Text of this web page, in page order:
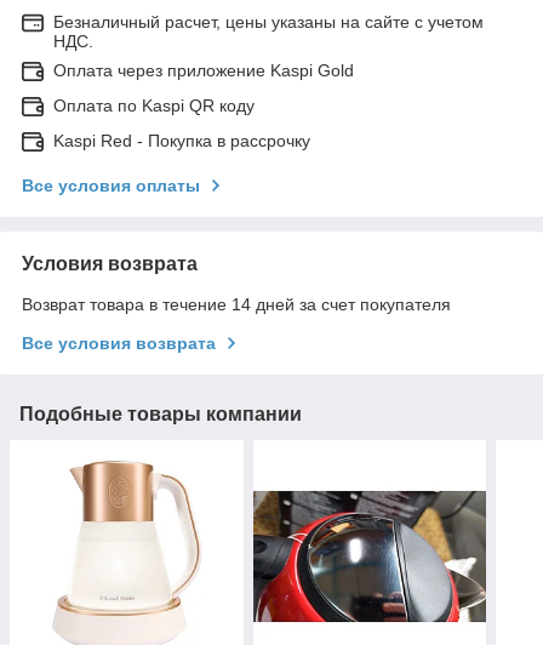
Безналичный расчет, цены указаны на сайте с учетом
НДС.
Оплата через приложение Kaspi Gold
Оплата по Kaspi QR коду
Kaspi Red - Покупка в рассрочку
Все условия оплаты
Условия возврата
Возврат товара в течение 14 дней за счет покупателя
Все условия возврата
Подобные товары компании